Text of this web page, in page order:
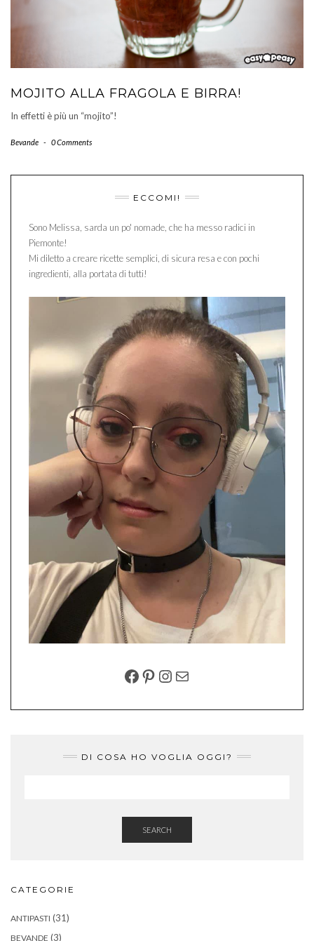
MOJITO ALLA FRAGOLA E BIRRA!
In effetti è più un “mojito”!
Bevande - 0 Comments
ECCOMI!
Sono Melissa, sarda un po' nomade, che ha messo radici in
Piemonte!
Mi diletto a creare ricette semplici, di sicura resa e con pochi
ingredienti, alla portata di tutti!
FACEBOOK
PINTEREST
INSTAGRAM
EMAIL
DI COSA HO VOGLIA OGGI?
SEARCH
CATEGORIE
ANTIPASTI (31)
BEVANDE (3)